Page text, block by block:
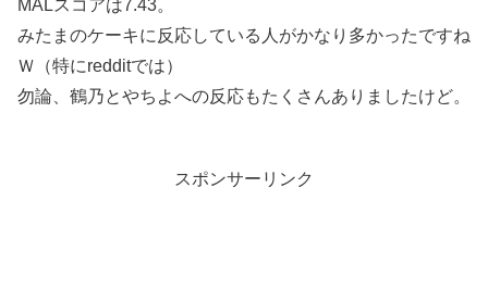
MALスコアは7.43。
みたまのケーキに反応している人がかなり多かったですね
Ｗ（特にredditでは）
勿論、鶴乃とやちよへの反応もたくさんありましたけど。
スポンサーリンク